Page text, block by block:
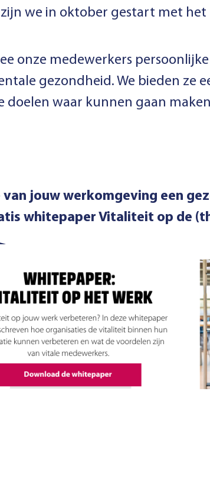
we in oktober gestart met
onze medewerkers
gezondheid. We bieden ze
doelen waar kunnen gaan
van jouw werkomgeving een
whitepaper Vitaliteit op de